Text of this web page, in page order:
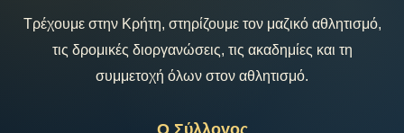
Τρέχουμε στην Κρήτη, στηρίζουμε τον μαζικό αθλητισμό,
τις δρομικές διοργανώσεις, τις ακαδημίες και τη
συμμετοχή όλων στον αθλητισμό.
Ο Σύλλογος